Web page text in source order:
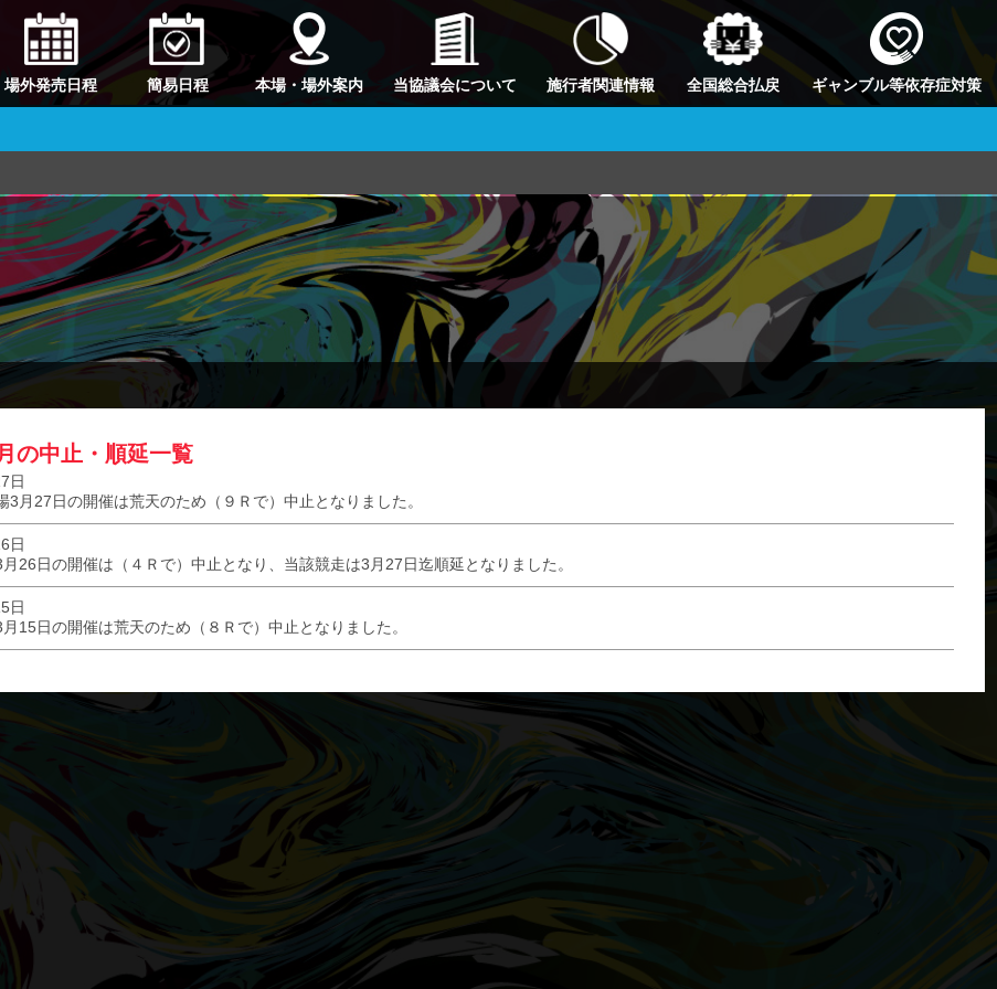
場外発売日程 簡易日程 本場・場外案内 当協議会について 施行者関連情報 全国総合払戻 ギャンブル等依存症対策
の中止・順延一覧
日
3月27日の開催は荒天のため（９Ｒで）中止となりました。
日
26日の開催は（４Ｒで）中止となり、当該競走は3月27日迄順延となりました。
日
15日の開催は荒天のため（８Ｒで）中止となりました。